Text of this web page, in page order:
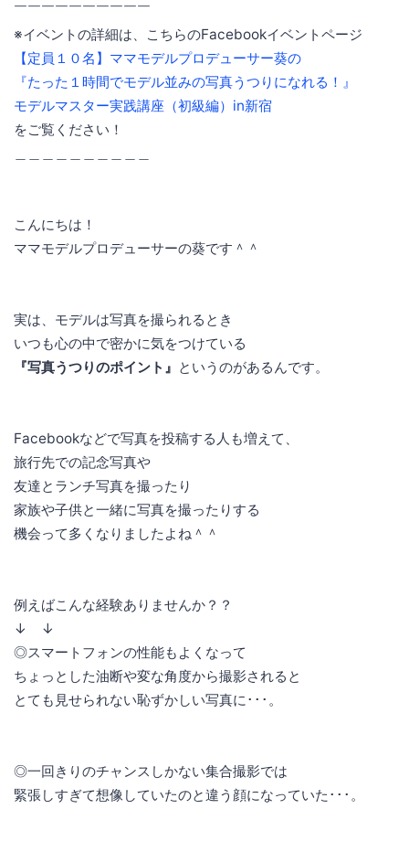
￣￣￣￣￣￣￣￣￣￣
※イベントの詳細は、こちらのFacebookイベントページ
【定員１０名】ママモデルプロデューサー葵の
『たった１時間でモデル並みの写真うつりになれる！』
モデルマスター実践講座（初級編）in新宿
をご覧ください！
こんにちは！
ママモデルプロデューサーの葵です＾＾
実は、モデルは写真を撮られるとき
いつも心の中で密かに気をつけている
『写真うつりのポイント』 というのがあるんです。
Facebookなどで写真を投稿する人も増えて、
旅行先での記念写真や
友達とランチ写真を撮ったり
家族や子供と一緒に写真を撮ったりする
機会って多くなりましたよね＾＾
例えばこんな経験ありませんか？？
↓ ↓
◎スマートフォンの性能もよくなって
ちょっとした油断や変な角度から撮影されると
とても見せられない恥ずかしい写真に･･･。
◎一回きりのチャンスしかない集合撮影では
緊張しすぎて想像していたのと違う顔になっていた･･･。